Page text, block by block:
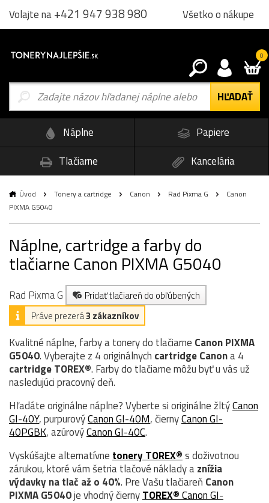
Volajte na+421 947 938 980 Všetko o nákupe
0
Náplne
Papiere
Tlačiarne
Kancelária
Úvod Tonery a cartridge Canon Rad Pixma G
Canon
PIXMA G5040
Náplne, cartridge a farby do
tlačiarne Canon PIXMA G5040
Rad Pixma G
Pridať tlačiareň do obľúbených
Práve prezerá3 zákazníkov
Kvalitné náplne, farby a tonery do tlačiarne Canon PIXMA
G5040. Vyberajte z 4 originálnych cartridgeCanona 4
cartridge TOREX®. Farby do tlačiarne môžu byť u vás už
nasledujúci pracovný deň.
Hľadáte originálne náplne? Vyberte si originálne žltýCanon
GI-40Y, purpurovýCanon GI-40M, čiernyCanon GI-
40PGBK, azúrovýCanon GI-40C.
Vyskúšajte alternatívne tonery TOREX®s doživotnou
zárukou, ktoré vám šetria tlačové náklady aznížia
výdavky na tlač až o 40%. Pre Vašu tlačiareň Canon
PIXMA G5040je vhodný čiernyTOREX®Canon GI-